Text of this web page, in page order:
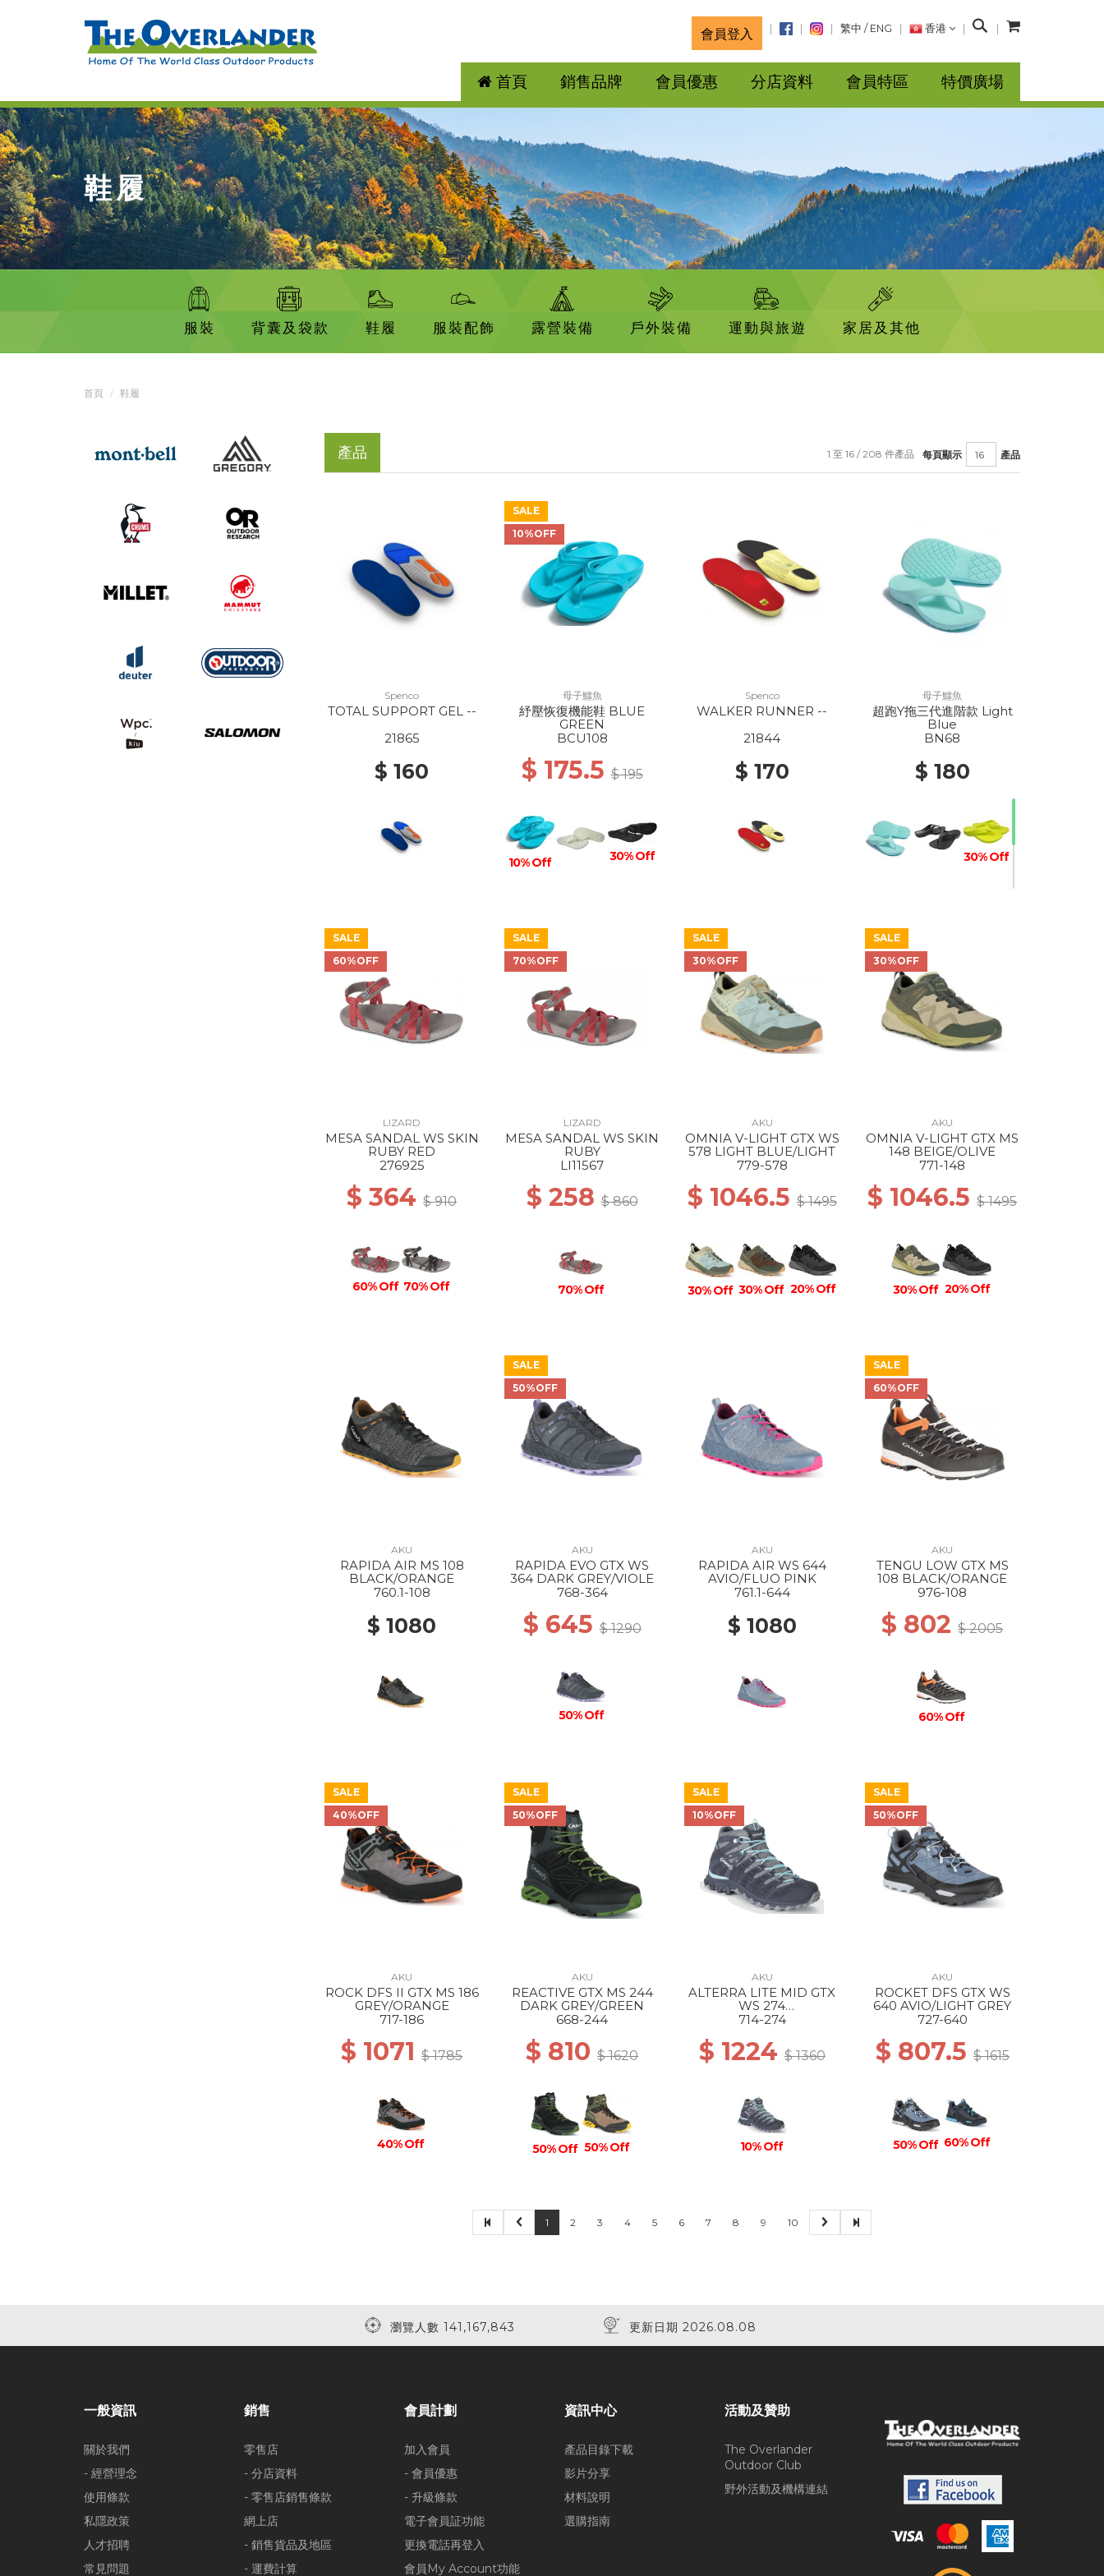
會員登入 繁中 / ENG 香港
搜
首頁 銷售品牌 會員優惠 分店資料 會員特區 特價廣場
鞋履
服裝 背囊及袋款 鞋履 服裝配飾 露營裝備 戶外裝備 運動與旅遊 家居及其他
首頁 鞋履
產品 每頁顯示 產品
1 至 16 / 208 件產品
Spenco
TOTAL SUPPORT GEL --
21865
$ 160
SALE
10%OFF
母子鱷魚
紓壓恢復機能鞋 BLUE
GREEN
BCU108
$ 175.5$ 195
10% Off 30% Off
Spenco
WALKER RUNNER --
21844
$ 170
母子鱷魚
超跑Y拖三代進階款 Light
Blue
BN68
$ 180
30% Off
10% Off
SALE
60%OFF
LIZARD
MESA SANDAL WS SKIN
RUBY RED
276925
$ 364$ 910
60% Off 70% Off
SALE
70%OFF
LIZARD
MESA SANDAL WS SKIN
RUBY
LI11567
$ 258$ 860
70% Off
SALE
30%OFF
AKU
OMNIA V-LIGHT GTX WS
578 LIGHT BLUE/LIGHT
779-578
$ 1046.5 $ 1495
30% Off 30% Off 20% Off
SALE
30%OFF
AKU
OMNIA V-LIGHT GTX MS
148 BEIGE/OLIVE
771-148
$ 1046.5$ 1495
30% Off 20% Off
AKU
RAPIDA AIR MS 108
BLACK/ORANGE
760.1-108
$ 1080
SALE
50%OFF
AKU
RAPIDA EVO GTX WS
364 DARK GREY/VIOLE
768-364
$ 645$ 1290
50% Off
AKU
RAPIDA AIR WS 644
AVIO/FLUO PINK
761.1-644
$ 1080
SALE
60%OFF
AKU
TENGU LOW GTX MS
108 BLACK/ORANGE
976-108
$ 802$ 2005
60% Off
SALE
40%OFF
AKU
ROCK DFS II GTX MS 186
GREY/ORANGE
717-186
$ 1071$ 1785
40% Off
SALE
50%OFF
AKU
REACTIVE GTX MS 244
DARK GREY/GREEN
668-244
$ 810$ 1620
50% Off 50% Off
SALE
10%OFF
AKU
ALTERRA LITE MID GTX
WS 274
ANTHRACITE/LIGHT
714-274
$ 1224 $ 1360
10% Off
SALE
50%OFF
AKU
ROCKET DFS GTX WS
640 AVIO/LIGHT GREY
727-640
$ 807.5 $ 1615
50% Off 60% Off
1 2 3 4 5 6 7 8 9 10
瀏覽人數 141,167,843 更新日期 2026.08.08
一般資訊
關於我們
- 經營理念
使用條款
私隱政策
人才招聘
常見問題
銷售
零售店
- 分店資料
- 零售店銷售條款
網上店
- 銷售貨品及地區
- 運費計算
會員計劃
加入會員
- 會員優惠
- 升級條款
電子會員証功能
更換電話再登入
會員My Account功能
資訊中心
產品目錄下載
影片分享
材料說明
選購指南
活動及贊助
The Overlander
Outdoor Club
野外活動及機構連結